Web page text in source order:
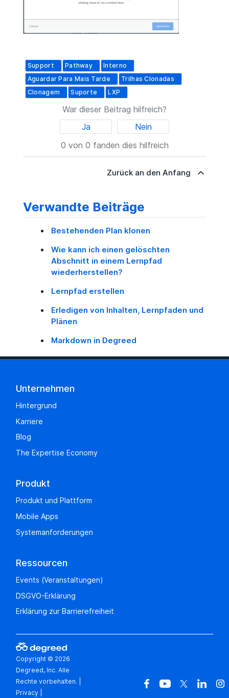
Support Pathway
Interno
Aguardar Para Mais Tarde
Trilhas Clonadas
Clonagem
Suporte LXP
War dieser Beitrag hilfreich?
Ja
Nein
0 von 0 fanden dies hilfreich
Zurück an den Anfang
Verwandte Beiträge
Bestehenden Plan klonen
Wie kann ich einen gelöschten
Abschnitt in einem Lernpfad
wiederherstellen?
Lernpfad erstellen
Erledigen von Inhalten, Lernpfaden und
Plänen
Markdown in Degreed
Unternehmen
Hintergrund
Karriere
Blog
The Expertise Economy
Produkt
Produkt und Plattform
Mobile Apps
Systemanforderungen
Ressourcen
Events (Veranstaltungen)
DSGVO-Erklärung
Erklärung zur Barrierefreiheit
Copyright © 2026
Degreed, Inc. Alle
Rechte vorbehalten.
Privacy